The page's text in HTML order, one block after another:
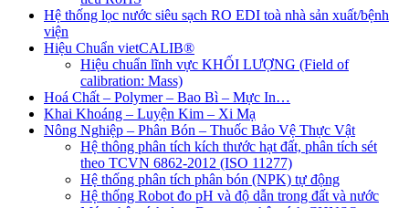
Hệ thống lọc nước siêu sạch RO EDI​​ toà nhà sản xuất/bệnh
viện
Hiệu Chuẩn vietCALIB®
Hiệu chuẩn lĩnh vực KHỐI LƯỢNG (Field of
calibration: Mass)
Hoá Chất – Polymer – Bao Bì – Mực In…
Khai Khoáng – Luyện Kim – Xi Mạ
Nông Nghiệp – Phân Bón – Thuốc Bảo Vệ Thực Vật
Hệ thông phân tích kích thước hạt đất, phân tích sét
theo TCVN 6862-2012 (ISO 11277)
Hệ thống phân tích phân bón (NPK) tự động
Hệ thống Robot đo pH và độ dẫn trong đất và nước